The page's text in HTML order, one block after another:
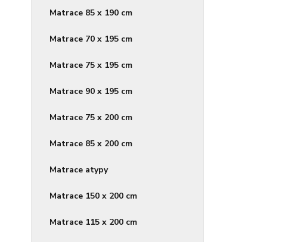
Matrace 85 x 190 cm
Matrace 70 x 195 cm
Matrace 75 x 195 cm
Matrace 90 x 195 cm
Matrace 75 x 200 cm
Matrace 85 x 200 cm
Matrace atypy
Matrace 150 x 200 cm
Matrace 115 x 200 cm